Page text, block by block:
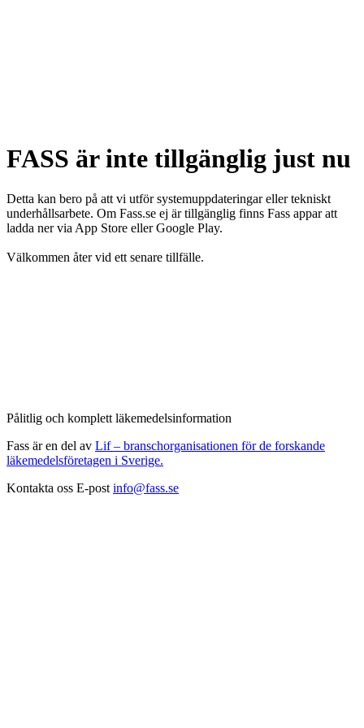
FASS är inte tillgänglig just nu
Detta kan bero på att vi utför systemuppdateringar eller tekniskt
underhållsarbete. Om Fass.se ej är tillgänglig finns Fass appar att
ladda ner via App Store eller Google Play.
Välkommen åter vid ett senare tillfälle.
Pålitlig och komplett läkemedelsinformation
Fass är en del av Lif – branschorganisationen för de forskande
läkemedelsföretagen i Sverige.
Kontakta oss E-post info@fass.se